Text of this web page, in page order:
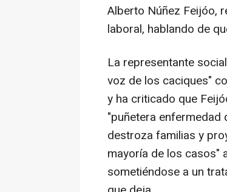
Alberto Núñez Feijóo,
laboral, hablando de
La representante
voz de los caciques"
y ha criticado que
"puñetera enfermedad
destroza familias y
mayoría de los casos"
sometiéndose a un